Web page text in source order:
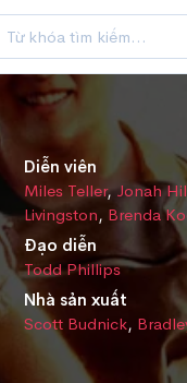
Diễn viên
Miles Teller,Jonah
Livingston, Brenda
Đạo diễn
Todd Phillips
Nhà sản xuất
Scott Budnick,